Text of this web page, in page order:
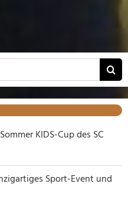
KIDS-Cup des SC
Sport-Event und